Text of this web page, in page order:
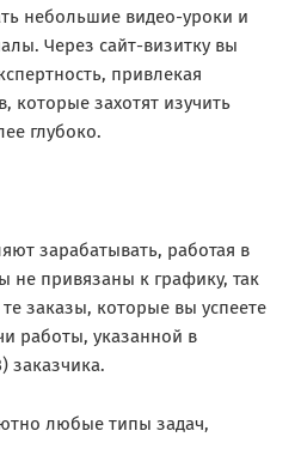
небольшие видео-уроки и
Через сайт-визитку вы
привлекая
которые захотят изучить
глубоко.
зарабатывать, работая в
не привязаны к графику, так
заказы, которые вы успеете
работы, указанной в
заказчика.
любые типы задач,